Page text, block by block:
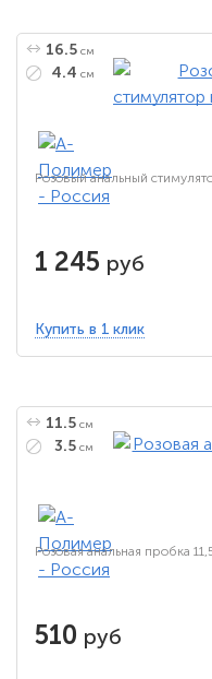
16.5 см
4.4 см
Розовый анальный
1 245 руб
Купить в 1 клик
11.5 см
3.5 см
Розовая анальная пробка
510 руб